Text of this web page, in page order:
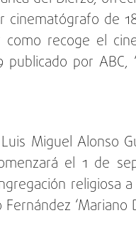
cinematógrafo de
recoge el
publicado por
Miguel Alonso
el 1 de
religiosa
‘Mariano